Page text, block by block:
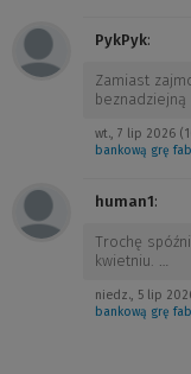
PykPyk:
Zamiast
wt., 7 lip 2026
bankową grę
human1:
Trochę
kwietniu. …
niedz., 5 lip
bankową grę